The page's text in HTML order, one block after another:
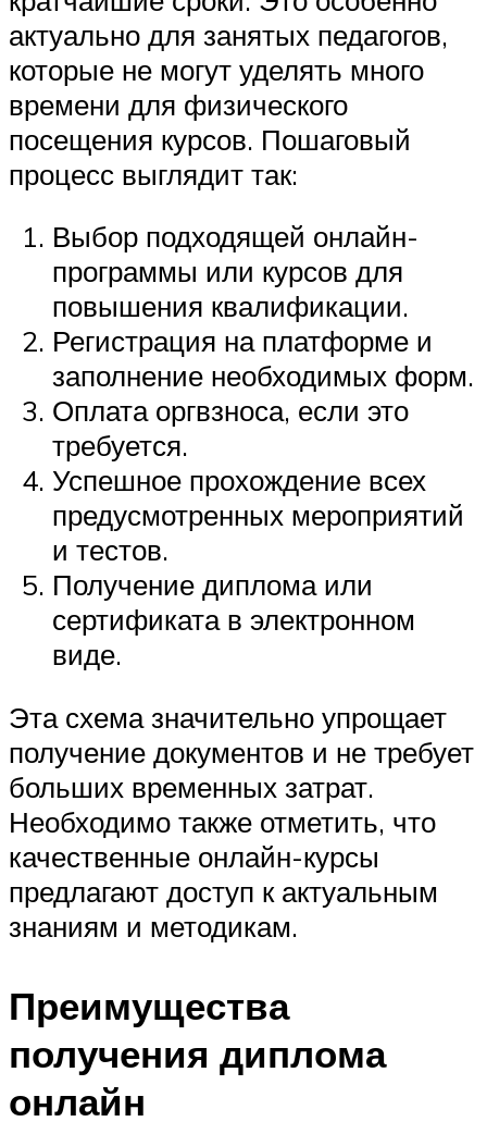
актуально для занятых педагогов,
которые не могут уделять много
времени для физического
посещения курсов. Пошаговый
процесс выглядит так:
Выбор подходящей онлайн-
программы или курсов для
повышения квалификации.
Регистрация на платформе и
заполнение необходимых форм.
Оплата оргвзноса, если это
требуется.
Успешное прохождение всех
предусмотренных мероприятий
и тестов.
Получение диплома или
сертификата в электронном
виде.
Эта схема значительно упрощает
получение документов и не требует
больших временных затрат.
Необходимо также отметить, что
качественные онлайн-курсы
предлагают доступ к актуальным
знаниям и методикам.
Преимущества
получения диплома
онлайн